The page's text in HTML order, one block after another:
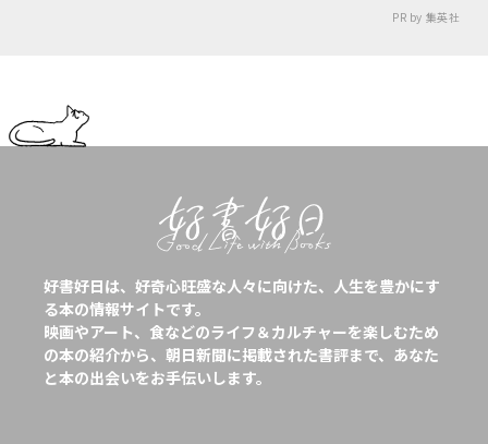
PR by 集英社
好書好日は、好奇心旺盛な人々に向けた、人生を豊かにす
る本の情報サイトです。
映画やアート、食などのライフ＆カルチャーを楽しむため
の本の紹介から、朝日新聞に掲載された書評まで、あなた
と本の出会いをお手伝いします。